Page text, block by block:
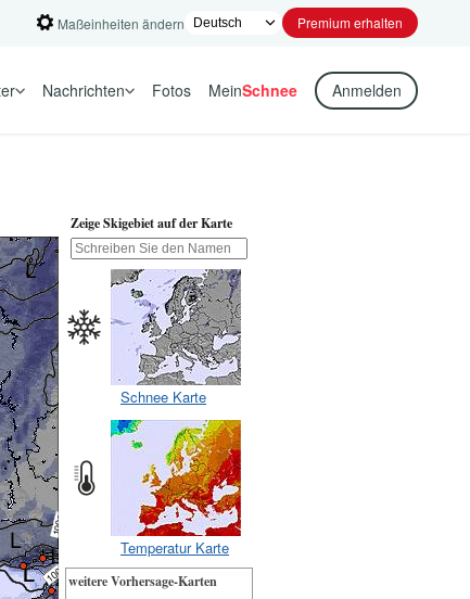
Maßeinheiten ändern Premium erhalten
Nachrichten Fotos MeinSchnee Anmelden
Zeige Skigebiet auf der Karte
Schnee Karte
Temperatur Karte
weitere Vorhersage-Karten